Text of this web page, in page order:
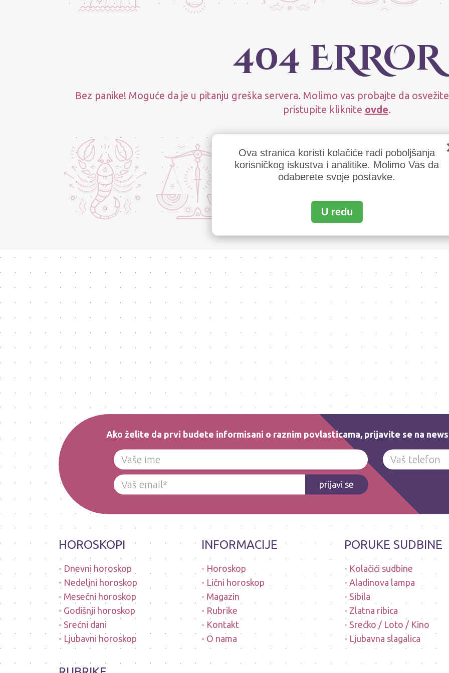
404 ERROR
Bez panike! Moguće da je u pitanju greška servera. Molimo vas probajte da
pristupite kliknite ovde.
Ako želite da prvi budete informisani o raznim povlasticama, prijavite se na
prijavi se
HOROSKOPI
Dnevni horoskop
Nedeljni horoskop
Mesečni horoskop
Godišnji horoskop
Srećni dani
Ljubavni horoskop
INFORMACIJE
Horoskop
Lični horoskop
Magazin
Rubrike
Kontakt
O nama
PORUKE SUDBINE
Kolačići sudbine
Aladinova lampa
Sibila
Zlatna ribica
Srećko / Loto / Kino
Ljubavna slagalica
Ova stranica koristi kolačiće radi poboljšanja
korisničkog iskustva i analitike. Molimo Vas da
odaberete svoje postavke.
U redu